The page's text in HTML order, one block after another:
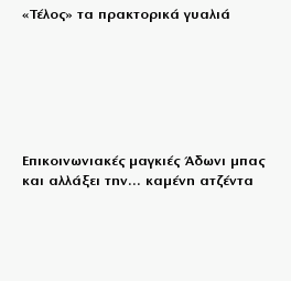
«Τέλος» τα πρακτορικά γυαλιά
Επικοινωνιακές μαγκιές Άδωνι μπας
και αλλάξει την… καμένη ατζέντα